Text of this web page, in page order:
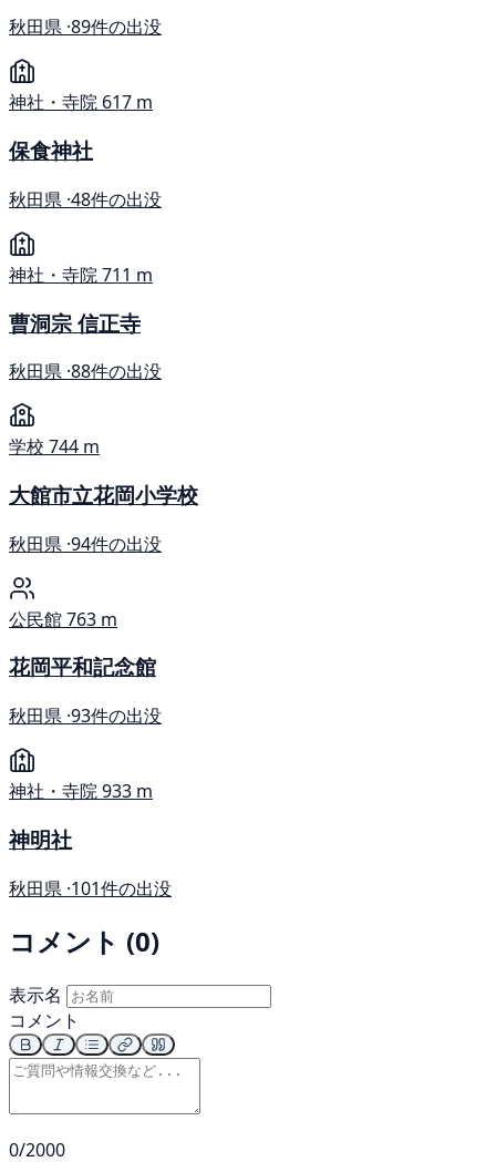
秋田県 ·89件の出没
神社・寺院 617 m
保食神社
秋田県 ·48件の出没
神社・寺院711 m
曹洞宗 信正寺
秋田県 ·88件の出没
学校 744 m
大館市立花岡小学校
秋田県 ·94件の出没
公民館763 m
花岡平和記念館
秋田県 ·93件の出没
神社・寺院933 m
神明社
秋田県 ·101件の出没
コメント (0)
表示名
コメント
0/2000